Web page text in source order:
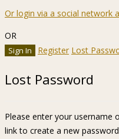
Or login via a social network
OR
Register Lost
Lost Password
Please enter your username
link to create a new